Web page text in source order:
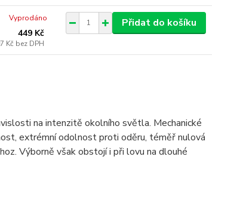
449 Kč
Kč bez DPH
Vyprodáno Přidat do košíku
na intenzitě okolního světla. Mechanické
extrémní odolnost proti oděru, téměř nulová
Výborně však obstojí i při lovu na dlouhé